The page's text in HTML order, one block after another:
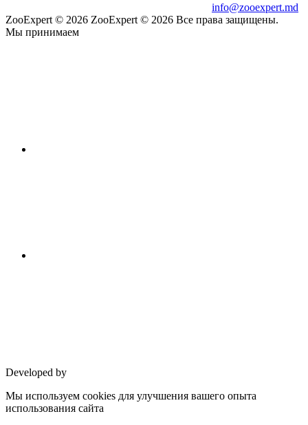
info@zooexpert.md
ZooExpert © 2026 ZooExpert © 2026 Все права защищены.
Мы принимаем
Developed by
Мы используем cookies для улучшения вашего опыта
использования сайта